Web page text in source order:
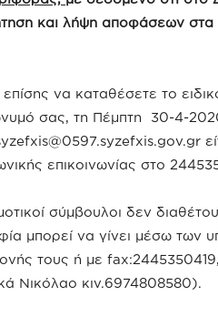
και λήψη αποφάσεων
να καταθέσετε το
σας, τη Πέμπτη 30-4-
επικοινωνίας στο
σύμβουλοι δεν
μπορεί να γίνει μέσω των
τους ή με
Νικόλαο κιν.6974808580).